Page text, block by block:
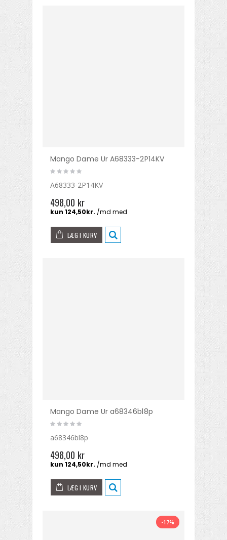
Mango Dame Ur A68333-2P14KV
A68333-2P14KV
498,00 kr
LÆG I KURV
Mango Dame Ur a68346bl8p
a68346bl8p
498,00 kr
LÆG I KURV
-17%